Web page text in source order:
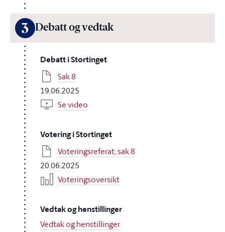
3 Debatt og vedtak
Debatt i Stortinget
Sak 8
19.06.2025
Se video
Votering i Stortinget
Voteringsreferat, sak 8
20.06.2025
Voteringsoversikt
Vedtak og henstillinger
Vedtak og henstillinger